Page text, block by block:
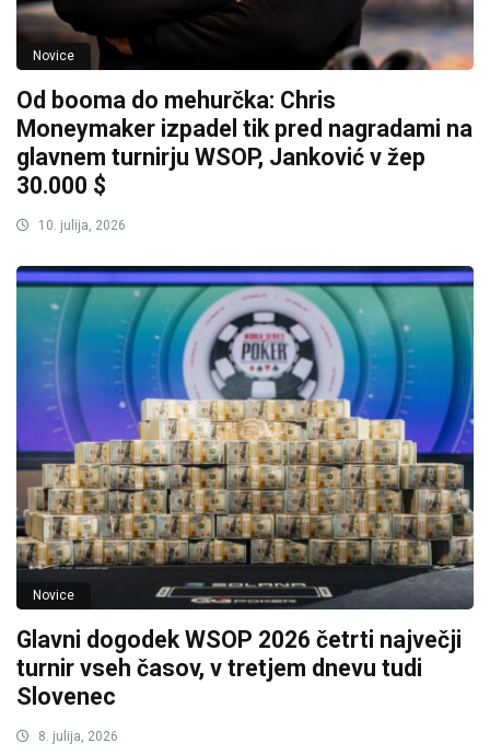
Novice
Od booma do mehurčka: Chris
Moneymaker izpadel tik pred nagradami na
glavnem turnirju WSOP, Janković v žep
30.000 $
10. julija, 2026
Novice
Glavni dogodek WSOP 2026 četrti največji
turnir vseh časov, v tretjem dnevu tudi
Slovenec
8. julija, 2026